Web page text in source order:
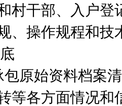
村干部、入户
、操作规程和技
包原始资料档案
等各方面情况